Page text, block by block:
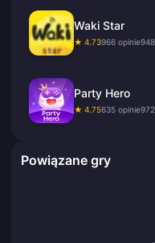
Waki Star
★ 4.73966 opinie
Party Hero
★ 4.75635 opinie
Powiązane gry